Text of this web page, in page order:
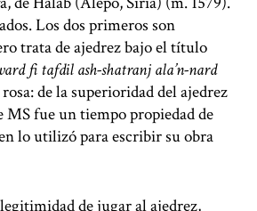
Los dos primeros son
trata de ajedrez bajo el título
fi tafdil ash-shatranj ala’n-nard
de la superioridad del ajedrez
MS fue un tiempo propiedad de
lo utilizó para escribir su obra
de jugar al ajedrez,